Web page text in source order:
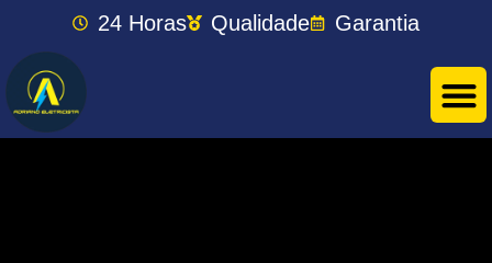
24 Horas Qualidade Garantia